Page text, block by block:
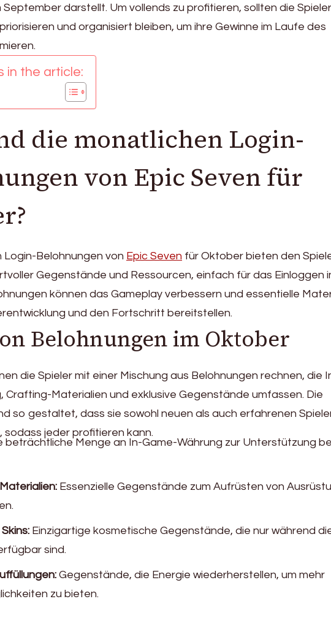
September darstellt. Um vollends zu profitieren, sollten die Spieler
und organisiert bleiben, um ihre Gewinne im Laufe des
in the article:
die monatlichen Login-
von Epic Seven für
Login-Belohnungen von Epic Seven für Oktober bieten den
Gegenstände und Ressourcen, einfach für das Einloggen
können das Gameplay verbessern und essentielle
und den Fortschritt bereitstellen.
Belohnungen im Oktober
die Spieler mit einer Mischung aus Belohnungen rechnen, die
Crafting-Materialien und exklusive Gegenstände umfassen. Die
so gestaltet, dass sie sowohl neuen als auch erfahrenen
sodass jeder profitieren kann.
beträchtliche Menge an In-Game-Währung zur Unterstützung
Essenzielle Gegenstände zum Aufrüsten von
Einzigartige kosmetische Gegenstände, die nur während
sind.
Gegenstände, die Energie wiederherstellen, um mehr
zu bieten.